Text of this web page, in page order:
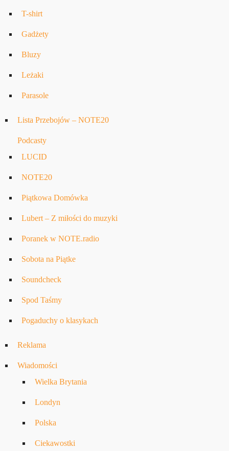
T-shirt
Gadżety
Bluzy
Leżaki
Parasole
Lista Przebojów – NOTE20
Podcasty
LUCID
NOTE20
Piątkowa Domówka
Lubert – Z miłości do muzyki
Poranek w NOTE.radio
Sobota na Piątke
Soundcheck
Spod Taśmy
Pogaduchy o klasykach
Reklama
Wiadomości
Wielka Brytania
Londyn
Polska
Ciekawostki